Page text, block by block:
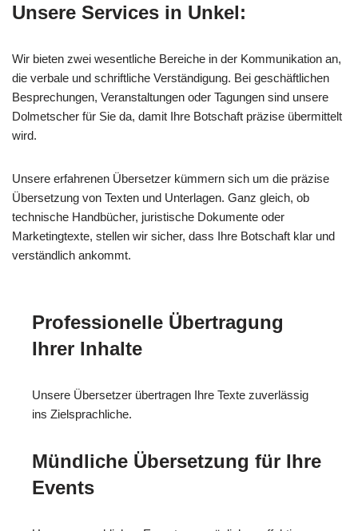
Unsere Services in Unkel:
Wir bieten zwei wesentliche Bereiche in der Kommunikation an,
die verbale und schriftliche Verständigung. Bei geschäftlichen
Besprechungen, Veranstaltungen oder Tagungen sind unsere
Dolmetscher für Sie da, damit Ihre Botschaft präzise übermittelt
wird.
Unsere erfahrenen Übersetzer kümmern sich um die präzise
Übersetzung von Texten und Unterlagen. Ganz gleich, ob
technische Handbücher, juristische Dokumente oder
Marketingtexte, stellen wir sicher, dass Ihre Botschaft klar und
verständlich ankommt.
Professionelle Übertragung
Ihrer Inhalte
Unsere Übersetzer übertragen Ihre Texte zuverlässig
ins Zielsprachliche.
Mündliche Übersetzung für Ihre
Events